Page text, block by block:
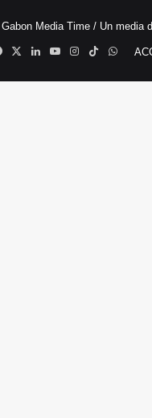
Gabon Media Time / Un media
Facebook
X LinkedinYouTubeInstagram
TikTok